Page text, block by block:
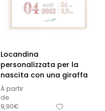
Locandina
personalizzata per la
nascita con una giraffa
À partir
de
9,90€